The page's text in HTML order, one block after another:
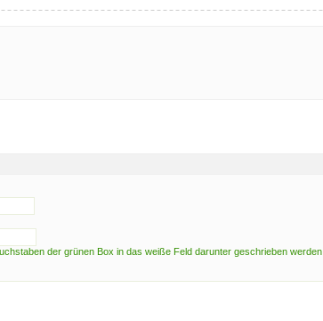
der grünen Box in das weiße Feld darunter geschrieben werden.